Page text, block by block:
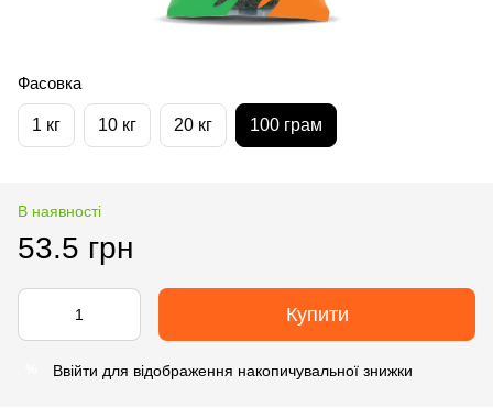
Фасовка
1 кг 10 кг 20 кг 100 грам
В наявності
53.5 грн
Купити
Ввійти для відображення накопичувальної знижки